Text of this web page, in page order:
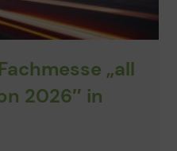
„all
2026″ in